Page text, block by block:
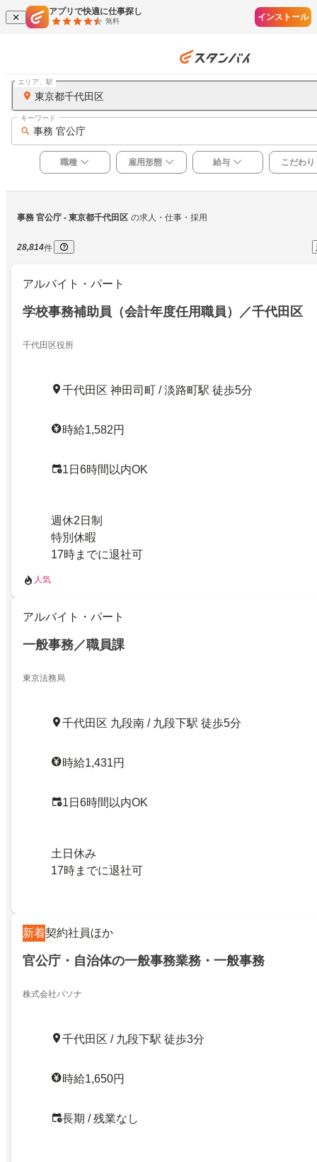
アプリで快適に仕事探し
無料 インストール
東京都千代田区
エリア、駅
事務 官公庁
キーワード
職種 雇用形態 給与 こだわり
事務 官公庁 - 東京都千代田区 の求人・仕事・採用
28,814件
アルバイト・パート
学校事務補助員（会計年度任用職員）／千代田区
千代田区役所
千代田区 神田司町 / 淡路町駅 徒歩5分
時給1,582円
1日6時間以内OK
週休2日制
特別休暇
17時までに退社可
人気
アルバイト・パート
一般事務／職員課
東京法務局
千代田区 九段南 / 九段下駅 徒歩5分
時給1,431円
1日6時間以内OK
土日休み
17時までに退社可
新着契約社員ほか
官公庁・自治体の一般事務業務・一般事務
株式会社パソナ
千代田区 / 九段下駅 徒歩3分
時給1,650円
長期 / 残業なし